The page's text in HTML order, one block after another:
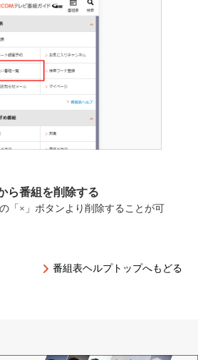
ら番組を削除する
「×」ボタンより削除することが可
番組表ヘルプトップへもどる